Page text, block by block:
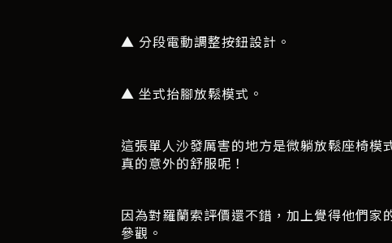
▲ 分段電動調整按鈕設計。
▲ 坐式抬腳放鬆模式。
這張單人沙發厲害的地方是微躺放鬆座椅
真的意外的舒服呢！
因為對羅蘭索評價還不錯，加上覺得他們
參觀。